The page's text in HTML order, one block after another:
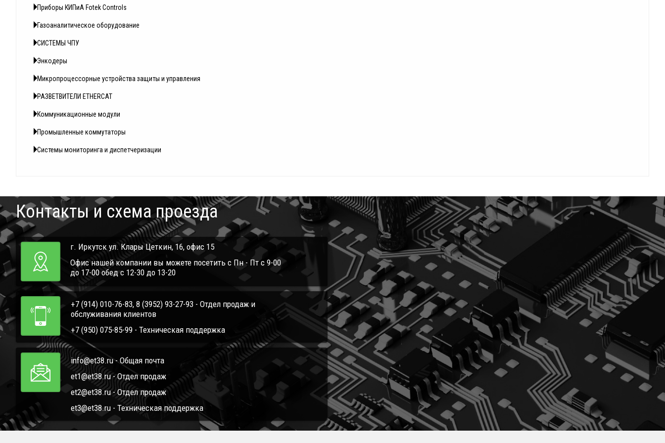
Приборы КИПиА Fotek Controls
Газоаналитическое оборудование
СИСТЕМЫ ЧПУ
Энкодеры
Микропроцессорные устройства защиты и управления
РАЗВЕТВИТЕЛИ ETHERCAT
Коммуникационные модули
Промышленные коммутаторы
Системы мониторинга и диспетчеризации
Контакты и схема проезда
г. Иркутск ул. Клары Цеткин, 16, офис 15
Офис нашей компании вы можете посетить с Пн - Пт с 9-00
до 17-00 обед с 12-30 до 13-20
+7 (914) 010-76-83, 8 (3952) 93-27-93 - Отдел продаж и
обслуживания клиентов
+7 (950) 075-85-99 - Техническая поддержка
info@et38.ru - Общая почта
et1@et38.ru - Отдел продаж
et2@et38.ru - Отдел продаж
et3@et38.ru - Техническая поддержка